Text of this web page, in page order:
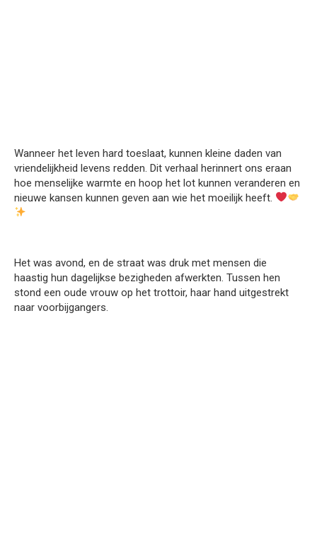
Wanneer het leven hard toeslaat, kunnen kleine daden van
vriendelijkheid levens redden. Dit verhaal herinnert ons eraan
hoe menselijke warmte en hoop het lot kunnen veranderen en
nieuwe kansen kunnen geven aan wie het moeilijk heeft.
Het was avond, en de straat was druk met mensen die
haastig hun dagelijkse bezigheden afwerkten. Tussen hen
stond een oude vrouw op het trottoir, haar hand uitgestrekt
naar voorbijgangers.